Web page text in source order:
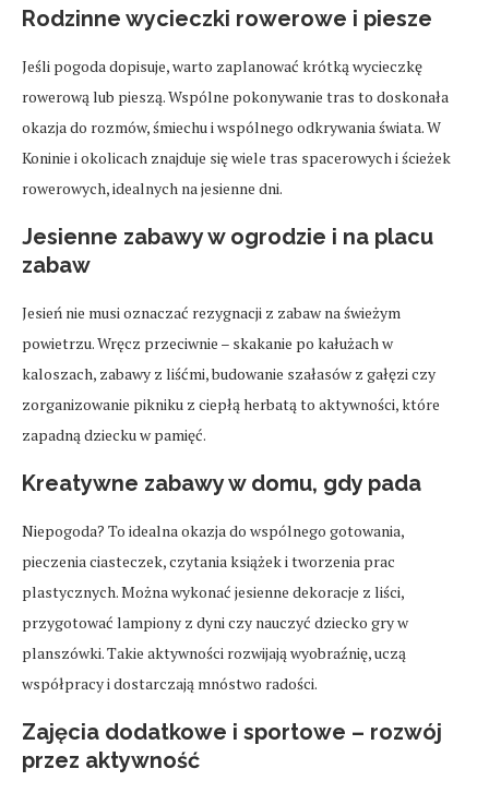
Rodzinne wycieczki rowerowe i piesze
Jeśli pogoda dopisuje, warto zaplanować krótką wycieczkę
rowerową lub pieszą. Wspólne pokonywanie tras to doskonała
okazja do rozmów, śmiechu i wspólnego odkrywania świata. W
Koninie i okolicach znajduje się wiele tras spacerowych i ścieżek
rowerowych, idealnych na jesienne dni.
Jesienne zabawy w ogrodzie i na placu
zabaw
Jesień nie musi oznaczać rezygnacji z zabaw na świeżym
powietrzu. Wręcz przeciwnie – skakanie po kałużach w
kaloszach, zabawy z liśćmi, budowanie szałasów z gałęzi czy
zorganizowanie pikniku z ciepłą herbatą to aktywności, które
zapadną dziecku w pamięć.
Kreatywne zabawy w domu, gdy pada
Niepogoda? To idealna okazja do wspólnego gotowania,
pieczenia ciasteczek, czytania książek i tworzenia prac
plastycznych. Można wykonać jesienne dekoracje z liści,
przygotować lampiony z dyni czy nauczyć dziecko gry w
planszówki. Takie aktywności rozwijają wyobraźnię, uczą
współpracy i dostarczają mnóstwo radości.
Zajęcia dodatkowe i sportowe – rozwój
przez aktywność